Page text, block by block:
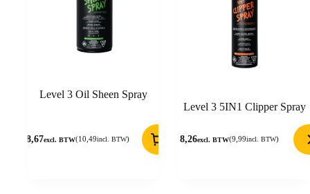
Level 3 Oil Sheen Spray
8,67excl. BTW(10,49incl. BTW)
Level 3 5IN1 Clipper Spray
8,26excl. BTW(9,99incl. BTW)